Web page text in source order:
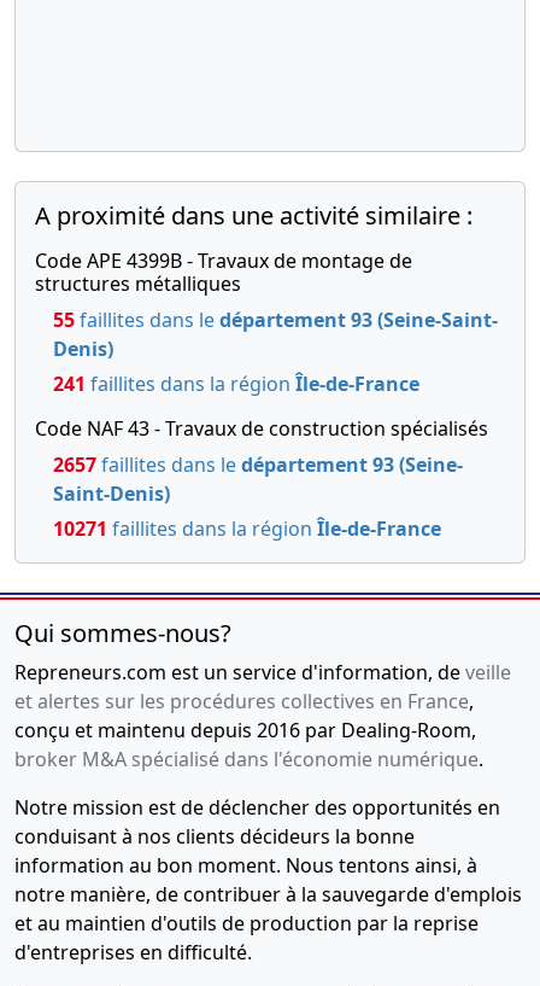
A proximité dans une activité similaire :
Code APE 4399B - Travaux de montage de
structures métalliques
55faillites dans ledépartement 93 (Seine-Saint-
Denis)
241 faillites dans la région Île-de-France
Code NAF 43 - Travaux de construction spécialisés
2657faillites dans ledépartement 93 (Seine-
Saint-Denis)
10271 faillites dans la région Île-de-France
Qui sommes-nous?
Repreneurs.com est un service d'information, deveille
et alertes sur les procédures collectives en France,
conçu et maintenu depuis 2016 par Dealing-Room,
broker M&A spécialisé dans l'économie numérique.
Notre mission est de déclencher des opportunités en
conduisant à nos clients décideurs la bonne
information au bon moment. Nous tentons ainsi, à
notre manière, de contribuer à la sauvegarde d'emplois
et au maintien d'outils de production par la reprise
d'entreprises en difficulté.